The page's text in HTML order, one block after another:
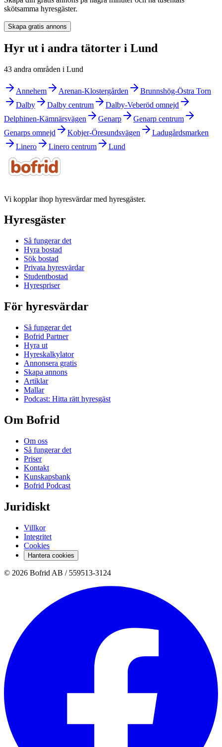
skötsamma hyresgäster.
Skapa gratis annons
Hyr ut i andra tätorter i Lund
43 andra områden i Lund
Annehem Arenan-Klostergården
Brunnshög-Östra Torn
Dalby
Dalby centrum
Dalby-Veberöd omnejd
Delphinen-Kämnärsvägen
Genarp
Genarp centrum
Genarps omnejd
Kobjer-Öresundsvägen
Ladugårdsmarken
Linero
Linero centrum Lund
Vi kopplar ihop hyresvärdar med hyresgäster.
Hyresgäster
Så fungerar det
Hyra bostad
Sök bostad
Privata hyresvärdar
Studentbostad
Hyrespriser
För hyresvärdar
Så fungerar det
Bofrid Partner
Hyra ut
Hyreskalkylator
Annonsera gratis
Skapa annons
Artiklar
Mallar
Podcast: Hitta rätt hyresgäst
Om Bofrid
Om oss
Så fungerar det
Priser
Kontakt
Kunskapsbank
Bofrid Podcast
Juridiskt
Villkor
Integritet
Cookies
Hantera cookies
© 2026 Bofrid AB / 559513-3124